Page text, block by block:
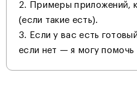
Примеры приложений,
(если такие есть).
Если у вас есть
если нет — я могу помочь